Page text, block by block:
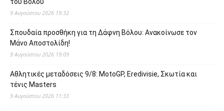
9 Αυγούστου 2026 19:32
Σπουδαία προσθήκη για τη Δάφνη Βόλου: Ανακοίνωσε τον
Μάνο Αποστολίδη!
9 Αυγούστου 2026 19:09
Αθλητικές μεταδόσεις 9/8: MotoGP, Eredivisie, Σκωτία και
τένις Masters
9 Αυγούστου 2026 11:33